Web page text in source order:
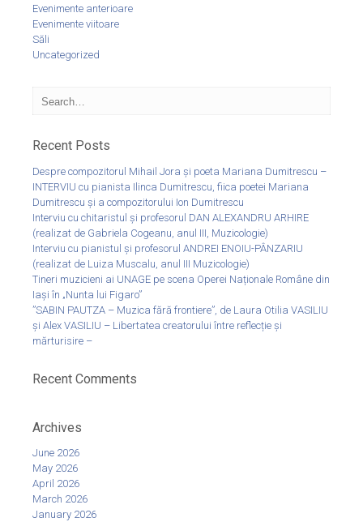
Evenimente anterioare
Evenimente viitoare
Săli
Uncategorized
Recent Posts
Despre compozitorul Mihail Jora și poeta Mariana Dumitrescu –
INTERVIU cu pianista Ilinca Dumitrescu, fiica poetei Mariana
Dumitrescu și a compozitorului Ion Dumitrescu
Interviu cu chitaristul și profesorul DAN ALEXANDRU ARHIRE
(realizat de Gabriela Cogeanu, anul III, Muzicologie)
Interviu cu pianistul și profesorul ANDREI ENOIU-PÂNZARIU
(realizat de Luiza Muscalu, anul III Muzicologie)
Tineri muzicieni ai UNAGE pe scena Operei Naționale Române din
Iași în „Nunta lui Figaro”
”SABIN PAUTZA – Muzica fără frontiere”, de Laura Otilia VASILIU
și Alex VASILIU – Libertatea creatorului între reflecție și
mărturisire –
Recent Comments
Archives
June 2026
May 2026
April 2026
March 2026
January 2026